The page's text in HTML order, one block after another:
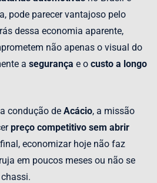
pode parecer vantajoso pelo
dessa economia aparente,
não apenas o visual do
a segurança e o custo a longo
condução de Acácio, a missão
preço competitivo sem abrir
economizar hoje não faz
em poucos meses ou não se